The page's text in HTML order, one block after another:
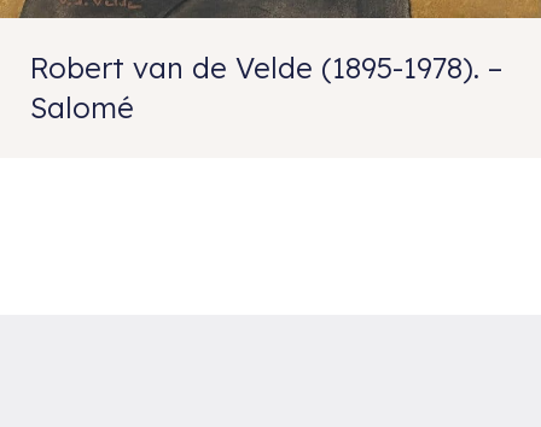
Robert van de Velde (1895-1978). –
Salomé